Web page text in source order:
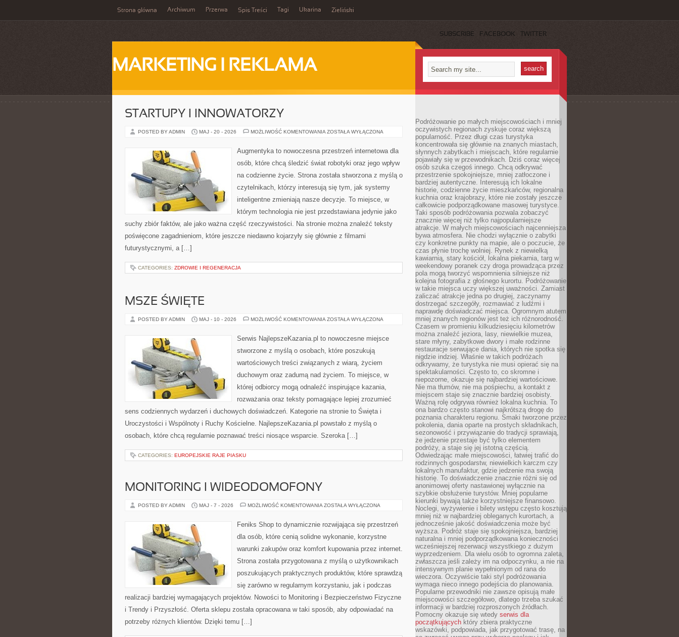
Strona główna Archiwum Przerwa Spis Treści Tagi Ukarina Zieliński
SUBSCRIBE FACEBOOK TWITTER
MARKETING I REKLAMA
STARTUPY I INNOWATORZY
POSTED BY ADMIN MAJ - 20 - 2026 MOŻLIWOŚĆ KOMENTOWANIA STARTUPY
ZOSTAŁA WYŁĄCZONA
Augmentyka to nowoczesna przestrzeń internetowa dla
osób, które chcą śledzić świat robotyki oraz jego wpływ
na codzienne życie. Strona została stworzona z myślą o
czytelnikach, którzy interesują się tym, jak systemy
inteligentne zmieniają nasze decyzje. To miejsce, w
którym technologia nie jest przedstawiana jedynie jako
suchy zbiór faktów, ale jako ważna część rzeczywistości. Na stronie można znaleźć teksty
poświęcone zagadnieniom, które jeszcze niedawno kojarzyły się głównie z filmami
futurystycznymi, a […]
CATEGORIES: ZDROWIE I REGENERACJA
MSZE ŚWIĘTE
POSTED BY ADMIN MAJ - 10 - 2026 MOŻLIWOŚĆ KOMENTOWANIA MSZE
ZOSTAŁA WYŁĄCZONA
Serwis NajlepszeKazania.pl to nowoczesne miejsce
stworzone z myślą o osobach, które poszukują
wartościowych treści związanych z wiarą, życiem
duchowym oraz zadumą nad życiem. To miejsce, w
której odbiorcy mogą odnaleźć inspirujące kazania,
rozważania oraz teksty pomagające lepiej zrozumieć
sens codziennych wydarzeń i duchowych doświadczeń. Kategorie na stronie to Święta i
Uroczystości i Wspólnoty i Ruchy Kościelne. NajlepszeKazania.pl powstało z myślą o
osobach, które chcą regularnie poznawać treści niosące wsparcie. Szeroka […]
CATEGORIES: EUROPEJSKIE RAJE PIASKU
MONITORING I WIDEODOMOFONY
POSTED BY ADMIN MAJ - 7 - 2026 MOŻLIWOŚĆ KOMENTOWANIA MONITORING
ZOSTAŁA WYŁĄCZONA
Feniks Shop to dynamicznie rozwijająca się przestrzeń
dla osób, które cenią solidne wykonanie, korzystne
warunki zakupów oraz komfort kupowania przez internet.
Strona została przygotowana z myślą o użytkownikach
poszukujących praktycznych produktów, które sprawdzą
się zarówno w regularnym korzystaniu, jak i podczas
realizacji bardziej wymagających projektów. Nowości to Monitoring i Bezpieczeństwo Fizyczne
i Trendy i Przyszłość. Oferta sklepu została opracowana w taki sposób, aby odpowiadać na
potrzeby różnych klientów. Dzięki temu […]
Podróżowanie po małych miejscowościach i mniej
oczywistych regionach zyskuje coraz większą
popularność. Przez długi czas turystyka
koncentrowała się głównie na znanych miastach,
słynnych zabytkach i miejscach, które regularnie
pojawiały się w przewodnikach. Dziś coraz więcej
osób szuka czegoś innego. Chcą odkrywać
przestrzenie spokojniejsze, mniej zatłoczone i
bardziej autentyczne. Interesują ich lokalne
historie, codzienne życie mieszkańców, regionalna
kuchnia oraz krajobrazy, które nie zostały jeszcze
całkowicie podporządkowane masowej turystyce.
Taki sposób podróżowania pozwala zobaczyć
znacznie więcej niż tylko najpopularniejsze
atrakcje. W małych miejscowościach najcenniejsza
bywa atmosfera. Nie chodzi wyłącznie o zabytki
czy konkretne punkty na mapie, ale o poczucie, że
czas płynie trochę wolniej. Rynek z niewielką
kawiarnią, stary kościół, lokalna piekarnia, targ w
weekendowy poranek czy droga prowadząca przez
pola mogą tworzyć wspomnienia silniejsze niż
kolejna fotografia z głośnego kurortu. Podróżowanie
w takie miejsca uczy większej uważności. Zamiast
zaliczać atrakcje jedna po drugiej, zaczynamy
dostrzegać szczegóły, rozmawiać z ludźmi i
naprawdę doświadczać miejsca. Ogromnym atutem
mniej znanych regionów jest też ich różnorodność.
Czasem w promieniu kilkudziesięciu kilometrów
można znaleźć jeziora, lasy, niewielkie muzea,
stare młyny, zabytkowe dwory i małe rodzinne
restauracje serwujące dania, których nie spotka się
nigdzie indziej. Właśnie w takich podróżach
odkrywamy, że turystyka nie musi opierać się na
spektakularności. Często to, co skromne i
niepozorne, okazuje się najbardziej wartościowe.
Nie ma tłumów, nie ma pośpiechu, a kontakt z
miejscem staje się znacznie bardziej osobisty.
Ważną rolę odgrywa również lokalna kuchnia. To
ona bardzo często stanowi najkrótszą drogę do
poznania charakteru regionu. Smaki tworzone przez
pokolenia, dania oparte na prostych składnikach,
sezonowość i przywiązanie do tradycji sprawiają,
że jedzenie przestaje być tylko elementem
podróży, a staje się jej istotną częścią.
Odwiedzając małe miejscowości, łatwiej trafić do
rodzinnych gospodarstw, niewielkich karczm czy
lokalnych manufaktur, gdzie jedzenie ma swoją
historię. To doświadczenie znacznie różni się od
anonimowej oferty nastawionej wyłącznie na
szybkie obsłużenie turystów. Mniej popularne
kierunki bywają także korzystniejsze finansowo.
Noclegi, wyżywienie i bilety wstępu często kosztują
mniej niż w najbardziej obleganych kurortach, a
jednocześnie jakość doświadczenia może być
wyższa. Podróż staje się spokojniejsza, bardziej
naturalna i mniej podporządkowana konieczności
wcześniejszej rezerwacji wszystkiego z dużym
wyprzedzeniem. Dla wielu osób to ogromna zaleta,
zwłaszcza jeśli zależy im na odpoczynku, a nie na
intensywnym planie wypełnionym od rana do
wieczora. Oczywiście taki styl podróżowania
wymaga nieco innego podejścia do planowania.
Popularne przewodniki nie zawsze opisują małe
miejscowości szczegółowo, dlatego trzeba szukać
informacji w bardziej rozproszonych źródłach.
Pomocny okazuje się wtedy serwis dla
początkujących który zbiera praktyczne
wskazówki, podpowiada, jak przygotować trasę, na